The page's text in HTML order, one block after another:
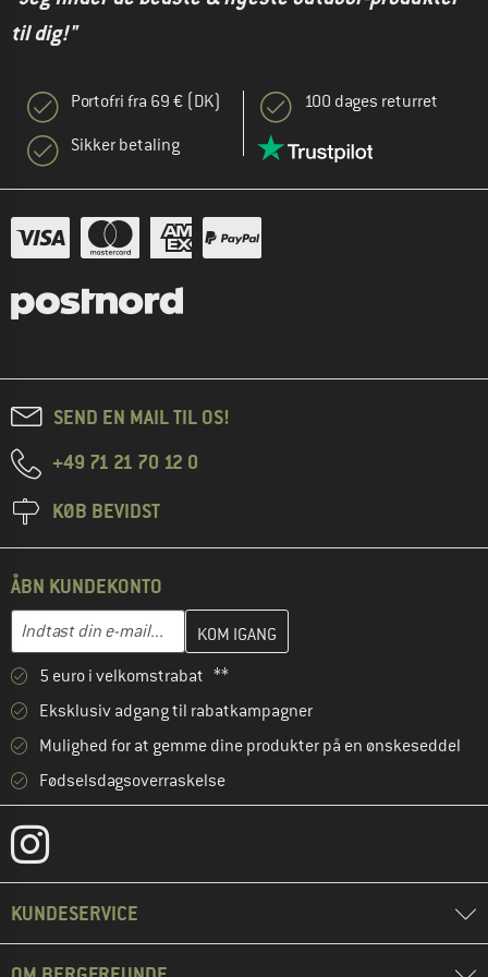
til dig!"
Portofri fra 69 € (DK)
Sikker betaling
100 dages returret
SEND EN MAIL TIL OS!
+49 71 21 70 12 0
KØB BEVIDST
ÅBN KUNDEKONTO
E-mail-adresse
Indtast din e-mailadresse her, og opret i næste trin din
5 euro i velkomstrabat **
Eksklusiv adgang til rabatkampagner
Mulighed for at gemme dine produkter på en ønskeseddel
Fødselsdagsoverraskelse
KUNDESERVICE